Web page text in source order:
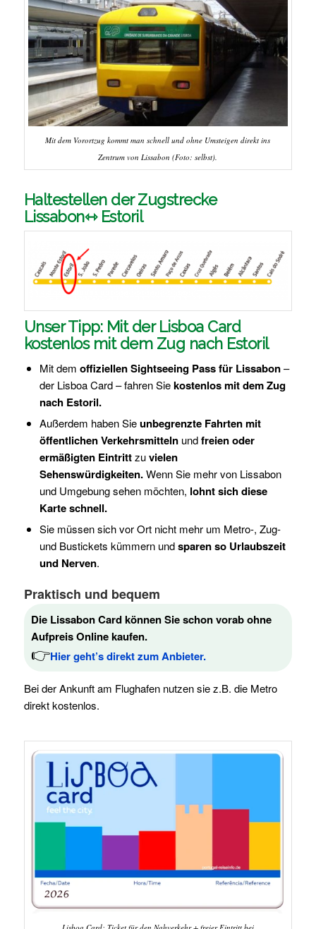
Mit dem Vorortzug kommt man schnell und ohne Umsteigen direkt ins
Zentrum von Lissabon (Foto: selbst).
Haltestellen der Zugstrecke
Lissabon⇿ Estoril
Unser Tipp: Mit der Lisboa Card
kostenlos mit dem Zug nach Estoril
Mit dem offiziellen Sightseeing Pass für Lissabon–
der Lisboa Card – fahren Siekostenlos mit dem Zug
nach Estoril.
Außerdem haben Sieunbegrenzte Fahrten mit
öffentlichen Verkehrsmittelnundfreien oder
ermäßigten Eintrittzuvielen
Sehenswürdigkeiten.Wenn Sie mehr von Lissabon
und Umgebung sehen möchten, lohnt sich diese
Karte schnell.
Sie müssen sich vor Ort nicht mehr um Metro-, Zug-
und Bustickets kümmern undsparen so Urlaubszeit
und Nerven.
Praktisch und bequem
Die Lissabon Card können Sie schon vorab ohne
Aufpreis Online kaufen.
👉Hier geht’s direkt zum Anbieter.
Bei der Ankunft am Flughafen nutzen sie z.B. die Metro
direkt kostenlos.